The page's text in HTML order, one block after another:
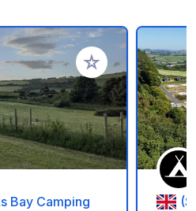
Aggiungi ai tuoi
Bay Camping